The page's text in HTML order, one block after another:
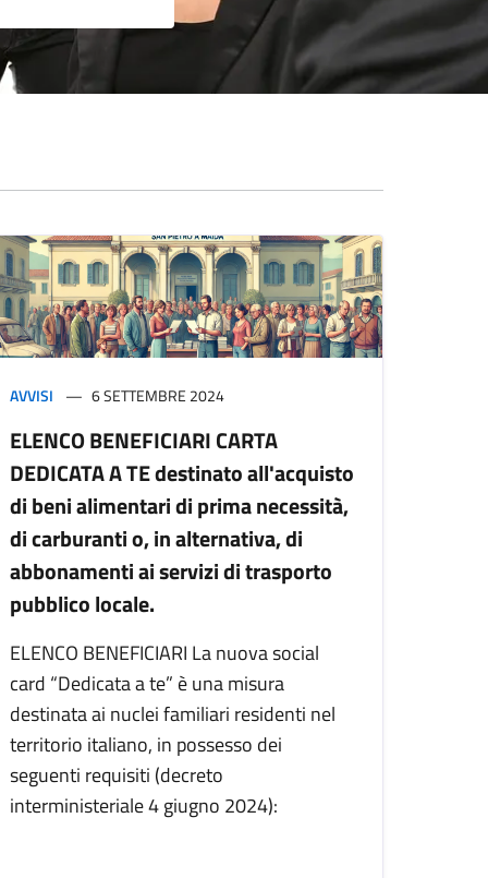
AVVISI 6 SETTEMBRE 2024
ELENCO BENEFICIARI CARTA
DEDICATA A TE destinato all'acquisto
di beni alimentari di prima necessità,
di carburanti o, in alternativa, di
abbonamenti ai servizi di trasporto
pubblico locale.
ELENCO BENEFICIARI La nuova social
card “Dedicata a te” è una misura
destinata ai nuclei familiari residenti nel
territorio italiano, in possesso dei
seguenti requisiti (decreto
interministeriale 4 giugno 2024):